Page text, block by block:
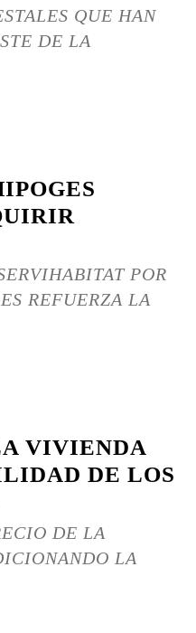
QUE HAN
DE LA
POR
REFUERZA LA
VIVIENDA
DE LOS
DE LA
LA